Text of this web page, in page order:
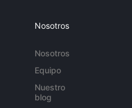
Nosotros
Nosotros
Equipo
Nuestro
blog